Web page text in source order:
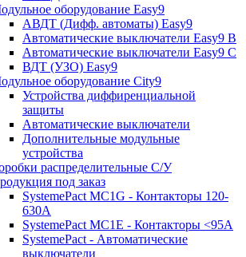
оборудование Easy9
АВДТ (Дифф. автоматы) Easy9
Автоматические выключатели Easy9 В
Автоматические выключатели Easy9 С
ВДТ (УЗО) Easy9
оборудование City9
Устройства диффиренциальной
защиты
Автоматические выключатели
Дополнительные модульные
устройства
распределительные C/У
под заказ
SystemePact MC1G - Контакторы 120-
630A
SystemePact MC1E - Контакторы <95A
SystemePact - Автоматические
выключатели